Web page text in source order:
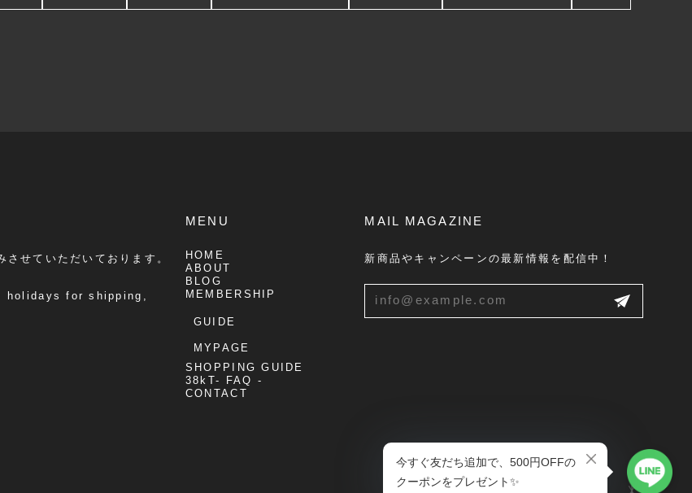
せていただいております。
holidays for shipping,
MENU
HOME
ABOUT
BLOG
MEMBERSHIP
GUIDE
MYPAGE
SHOPPING GUIDE
38kT- FAQ -
CONTACT
MAIL MAGAZINE
新商品やキャンペーンの最新情報を配信中！